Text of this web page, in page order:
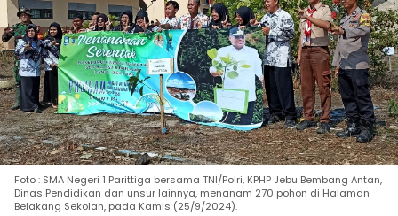
Foto : SMA Negeri 1 Parittiga bersama TNI/Polri, KPHP Jebu Bembang Antan,
Dinas Pendidikan dan unsur lainnya, menanam 270 pohon di Halaman
Belakang Sekolah, pada Kamis (25/9/2024).